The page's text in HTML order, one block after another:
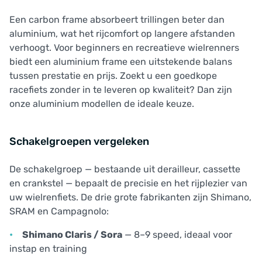
Een carbon frame absorbeert trillingen beter dan
aluminium, wat het rijcomfort op langere afstanden
verhoogt. Voor beginners en recreatieve wielrenners
biedt een aluminium frame een uitstekende balans
tussen prestatie en prijs. Zoekt u een goedkope
racefiets zonder in te leveren op kwaliteit? Dan zijn
onze aluminium modellen de ideale keuze.
Schakelgroepen vergeleken
De schakelgroep — bestaande uit derailleur, cassette
en crankstel — bepaalt de precisie en het rijplezier van
uw wielrenfiets. De drie grote fabrikanten zijn Shimano,
SRAM en Campagnolo:
Shimano Claris / Sora — 8–9 speed, ideaal voor
instap en training